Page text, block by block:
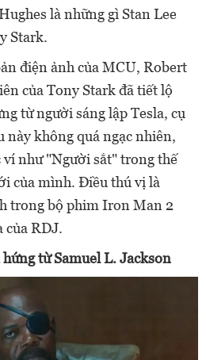
là những gì Stan Lee
Stark.
điện ảnh của MCU, Robert
của Tony Stark đã tiết lộ
từ người sáng lập Tesla, cụ
không quá ngạc nhiên,
như "Người sắt" trong thế
của mình. Điều thú vị là
trong bộ phim Iron Man 2
của RDJ.
từ Samuel L. Jackson